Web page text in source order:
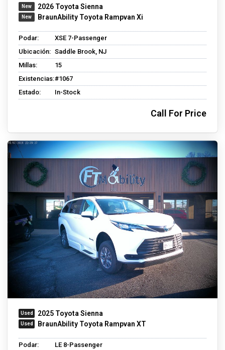
2026 Toyota Sienna
BraunAbility Toyota Rampvan Xi
Podar:
XSE 7-Passenger
Ubicación: Saddle Brook, NJ
Millas:
15
Existencias:#1067
Estado:
In-Stock
Call For Price
2025 Toyota Sienna
BraunAbility Toyota Rampvan XT
Podar: LE 8-Passenger